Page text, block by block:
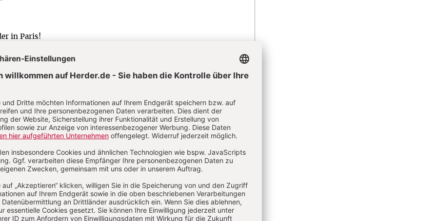
in Paris!
BIN“-WORTE (JOH 6,24–35)
gebracht
Bilder die Jahrtausende überdauern.
NACH ROM